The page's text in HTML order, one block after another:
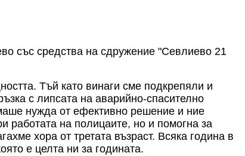
със средства на сдружение "Севлиево 21
Тъй като винаги сме подкрепяли и
с липсата на аварийно-спасително
нужда от ефективно решение и ние
работата на полицаите, но и помогна за
хора от третата възраст. Всяка година в
е целта ни за годината.